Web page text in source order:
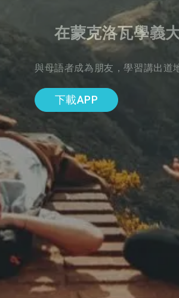
在蒙克洛瓦學義
與母語者成為朋友，學習講出道
下載APP